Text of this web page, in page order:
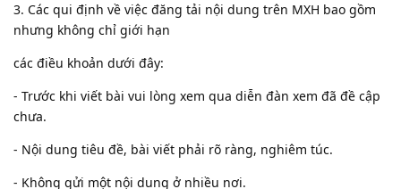
3. Các qui định về việc đăng tải nội dung trên MXH bao gồm
nhưng không chỉ giới hạn
các điều khoản dưới đây:
- Trước khi viết bài vui lòng xem qua diễn đàn xem đã đề cập
chưa.
- Nội dung tiêu đề, bài viết phải rõ ràng, nghiêm túc.
- Không gửi một nội dung ở nhiều nơi.